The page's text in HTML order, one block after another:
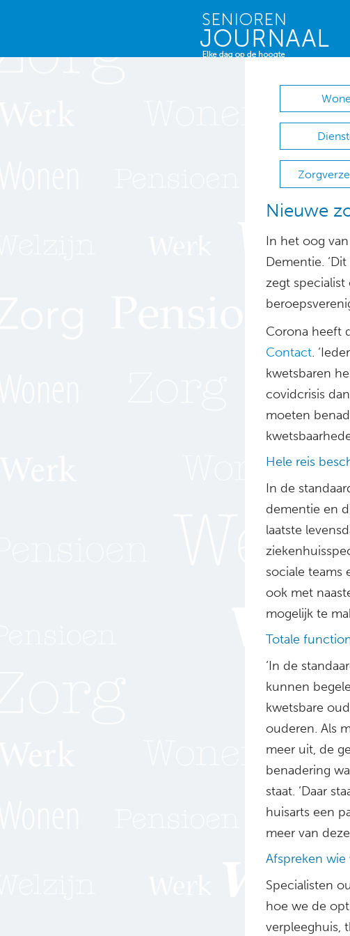
Nieuwe
In het oog
Dementie.
zegt
Corona heeft
Contact.
kwetsbaren
covidcrisis
moeten
Hele reis
In de
dementie en
laatste
sociale teams
ook met
mogelijk te
Totale
‘In de
kunnen
kwetsbare
ouderen. Als
meer uit, de
benadering
staat. ‘Daar
huisarts een
meer van
Afspreken
Specialisten
hoe we de
verpleeghuis,